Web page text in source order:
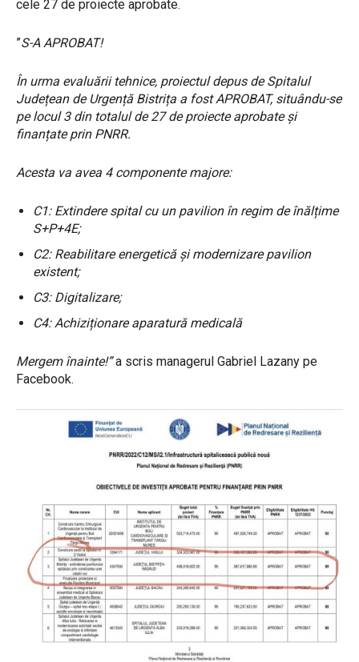
cele 27 de proiecte aprobate.
”S-A APROBAT!
În urma evaluării tehnice, proiectul depus de Spitalul
Județean de Urgență Bistrița a fost APROBAT, situându-se
pe locul 3 din totalul de 27 de proiecte aprobate și
finanțate prin PNRR.
Acesta va avea 4 componente majore:
C1: Extindere spital cu un pavilion în regim de înălțime
S+P+4E;
C2: Reabilitare energetică și modernizare pavilion
existent;
C3: Digitalizare;
C4: Achiziționare aparatură medicală
Mergem înainte!”a scris managerul Gabriel Lazany pe
Facebook.